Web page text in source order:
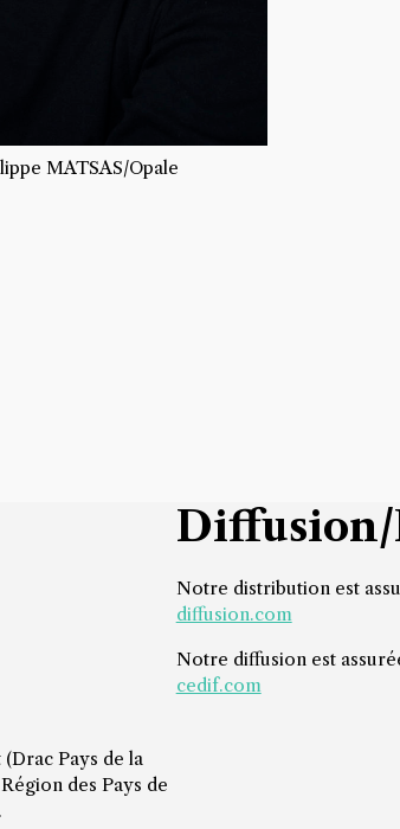
MATSAS/Opale
Pays de la
des Pays de
Notre distribution est
diffusion.com
Notre diffusion est
cedif.com